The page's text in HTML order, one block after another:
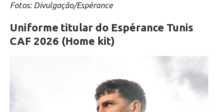
Fotos: Divulgação/Espérance
Uniforme titular do Espérance Tunis
CAF 2026 (Home kit)